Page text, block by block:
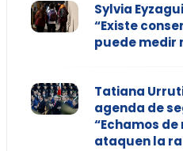
Sylvia
“Existe
puede medir
Tatiana
agenda de
“Echamos
ataquen la